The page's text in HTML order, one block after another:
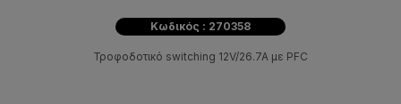
Κωδικός : 270358
Τροφοδοτικό switching 12V/26.7A με PFC